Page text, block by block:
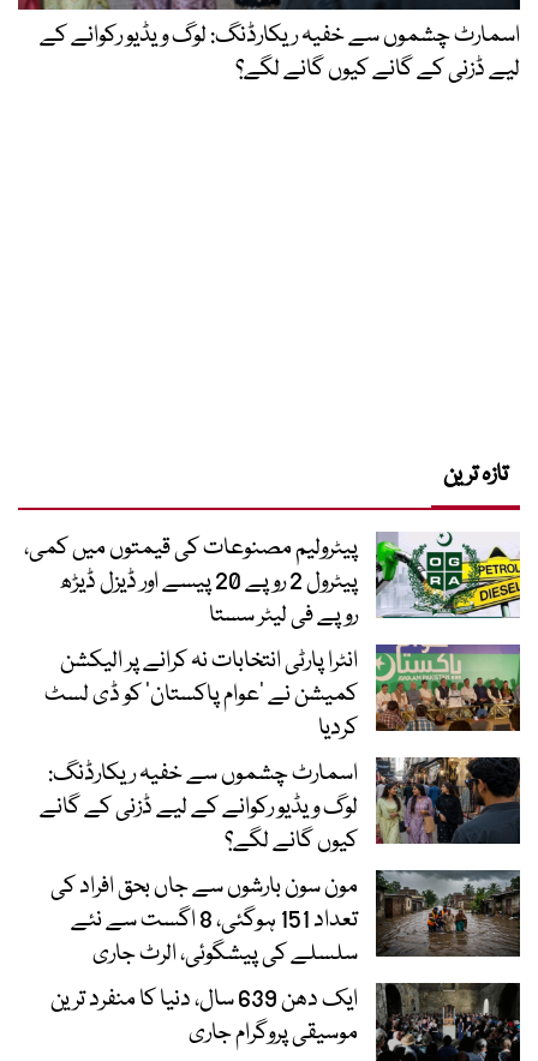
اسمارٹ چشموں سے خفیہ ریکارڈنگ: لوگ ویڈیو رکوانے کے
لیے ڈزنی کے گانے کیوں گانے لگے؟
تازہ ترین
پیٹرولیم مصنوعات کی قیمتوں میں کمی،
پیٹرول 2 روپے 20 پیسے اور ڈیزل ڈیڑھ
روپے فی لیٹر سستا
انٹرا پارٹی انتخابات نہ کرانے پر الیکشن
کمیشن نے ’عوام پاکستان‘ کو ڈی لسٹ
کردیا
اسمارٹ چشموں سے خفیہ ریکارڈنگ:
لوگ ویڈیو رکوانے کے لیے ڈزنی کے گانے
کیوں گانے لگے؟
مون سون بارشوں سے جاں بحق افراد کی
تعداد 151 ہوگئی، 8 اگست سے نئے
سلسلے کی پیشگوئی، الرٹ جاری
ایک دھن 639 سال، دنیا کا منفرد ترین
موسیقی پروگرام جاری